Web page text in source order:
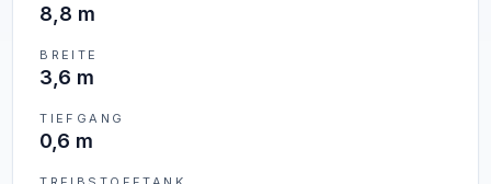
8,8 m
BREITE
3,6 m
TIEFGANG
0,6 m